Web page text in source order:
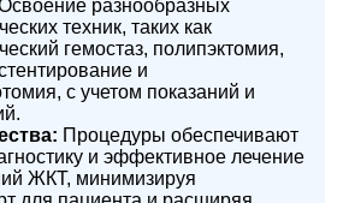
разнообразных
техник, таких как
гемостаз, полипэктомия,
и
с учетом показаний и
Процедуры обеспечивают
и эффективное лечение
ЖКТ, минимизируя